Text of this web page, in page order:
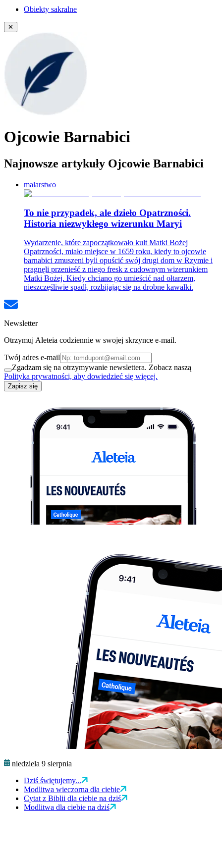
Obiekty sakralne
✕
Ojcowie Barnabici
Najnowsze artykuły Ojcowie Barnabici
malarstwo
To nie przypadek, ale dzieło Opatrzności.
Historia niezwykłego wizerunku Maryi
Wydarzenie, które zapoczątkowało kult Matki Bożej
Opatrzności, miało miejsce w 1659 roku, kiedy to ojcowie
barnabici zmuszeni byli opuścić swój drugi dom w Rzymie i
pragnęli przenieść z niego fresk z cudownym wizerunkiem
Matki Bożej. Kiedy chciano go umieścić nad ołtarzem,
nieszczęśliwie spadł, rozbijając się na drobne kawałki.
Newsletter
Otrzymuj Aleteia codziennie w swojej skrzynce e-mail.
Twój adres e-mail
Zgadzam się na otrzymywanie newslettera. Zobacz naszą
Polityka prywatności, aby dowiedzieć się więcej.
Zapisz się
niedziela 9 sierpnia
Dziś świętujemy...
Modlitwa wieczorna dla ciebie
Cytat z Biblii dla ciebie na dziś
Modlitwa dla ciebie na dziś